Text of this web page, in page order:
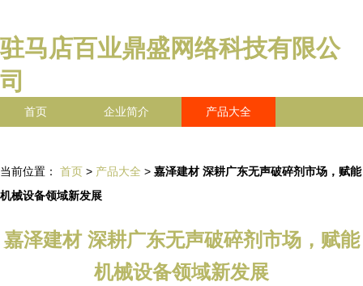
驻马店百业鼎盛网络科技有限公
司
首页 企业简介 产品大全
当前位置： 首页 > 产品大全 > 嘉泽建材 深耕广东无声破碎剂市场，赋能
机械设备领域新发展
嘉泽建材 深耕广东无声破碎剂市场，赋能
机械设备领域新发展